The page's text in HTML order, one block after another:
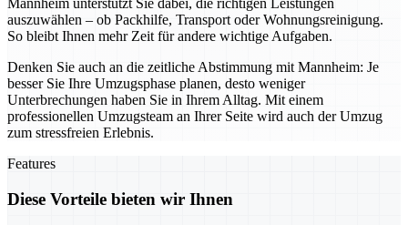
Mannheim unterstützt Sie dabei, die richtigen Leistungen
auszuwählen – ob Packhilfe, Transport oder Wohnungsreinigung.
So bleibt Ihnen mehr Zeit für andere wichtige Aufgaben.
Denken Sie auch an die zeitliche Abstimmung mit Mannheim: Je
besser Sie Ihre Umzugsphase planen, desto weniger
Unterbrechungen haben Sie in Ihrem Alltag. Mit einem
professionellen Umzugsteam an Ihrer Seite wird auch der Umzug
zum stressfreien Erlebnis.
Features
Diese Vorteile bieten wir Ihnen